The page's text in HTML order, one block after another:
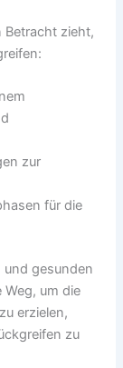
Betracht zieht,
zur
für die
und gesunden
um die
erzielen,
zu